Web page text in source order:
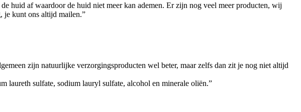
huid af waardoor de huid niet meer kan ademen. Er zijn nog veel meer producten, wij
je kunt ons altijd mailen.”
zijn natuurlijke verzorgingsproducten wel beter, maar zelfs dan zit je nog niet altijd
laureth sulfate, sodium lauryl sulfate, alcohol en minerale oliën.”